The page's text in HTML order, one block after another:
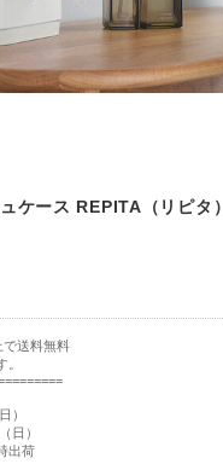
ケース REPITA（リピタ）
で送料無料
）
日）
出荷